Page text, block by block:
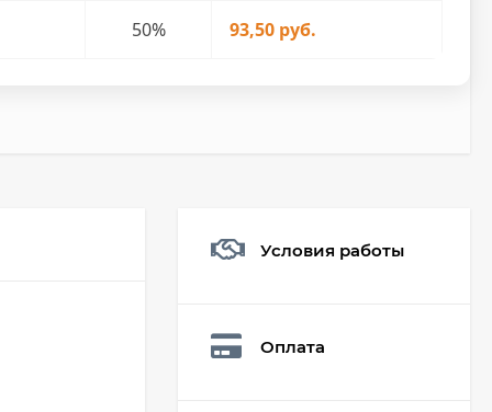
50% 93,50 руб.
Условия работы
Оплата
19₽